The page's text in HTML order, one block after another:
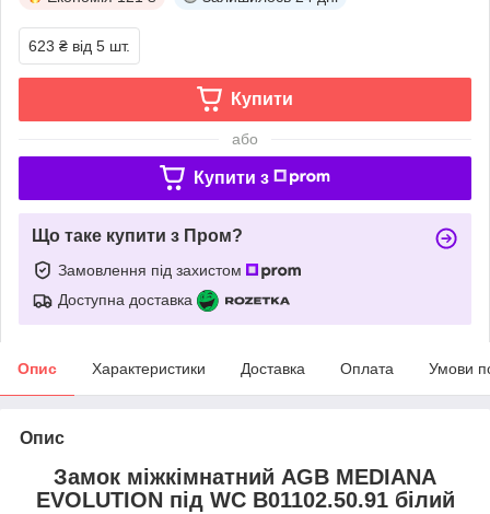
623 ₴ від 5 шт.
Купити
або
Купити з
Що таке купити з Пром?
Замовлення під захистом
Доступна доставка
Опис Характеристики Доставка Оплата Умови
Опис
Замок міжкімнатний AGB MEDIANA
EVOLUTION під WC B01102.50.91 білий